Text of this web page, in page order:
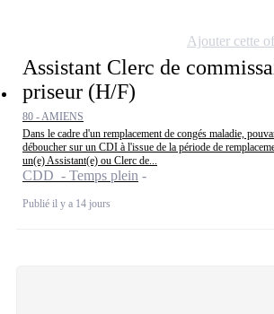
Assistant Clerc de
priseur (H/F)
80 - AMIENS
Dans le cadre d'un remplacement de congés maladie,
déboucher sur un CDI à l'issue de la période de
un(e) Assistant(e) ou Clerc de...
CDD - Temps plein
Publié il y a 14 jours
Ajouter cette